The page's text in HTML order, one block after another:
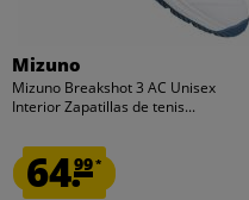
Mizuno
Mizuno Breakshot 3 AC Unisex
Interior Zapatillas de tenis...
64.99*